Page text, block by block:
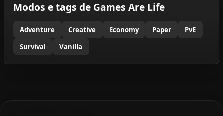
Modos e tags de Games Are Life
Adventure Creative Economy Paper
PvE
Survival
Vanilla